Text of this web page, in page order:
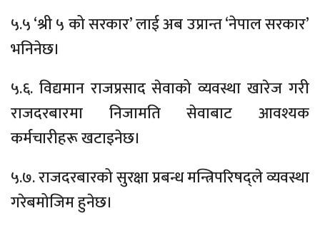
५.५ ‘श्री ५ को सरकार’ लाई अब उप्रान्त ‘नेपाल सरकार’
भनिनेछ।
५.६. विद्यमान राजप्रसाद सेवाको व्यवस्था खारेज गरी
राजदरबारमा निजामति सेवाबाट आवश्यक
कर्मचारीहरू खटाइनेछ।
५.७. राजदरबारको सुरक्षा प्रबन्ध मन्त्रिपरिषद्ले व्यवस्था
गरेबमोजिम हुनेछ।